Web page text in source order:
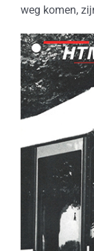
weg komen,